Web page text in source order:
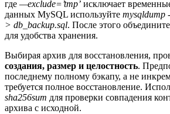
где —exclude=’tmp’ исключает
данных MySQL используйте mysqldump
> db_backup.sql. После этого
для удобства хранения.
Выбирая архив для восстановления,
создания, размер и целостность.
последнему полному бэкапу, а не
требуется полное восстановление.
sha256sum для проверки совпадения
архива с исходной.